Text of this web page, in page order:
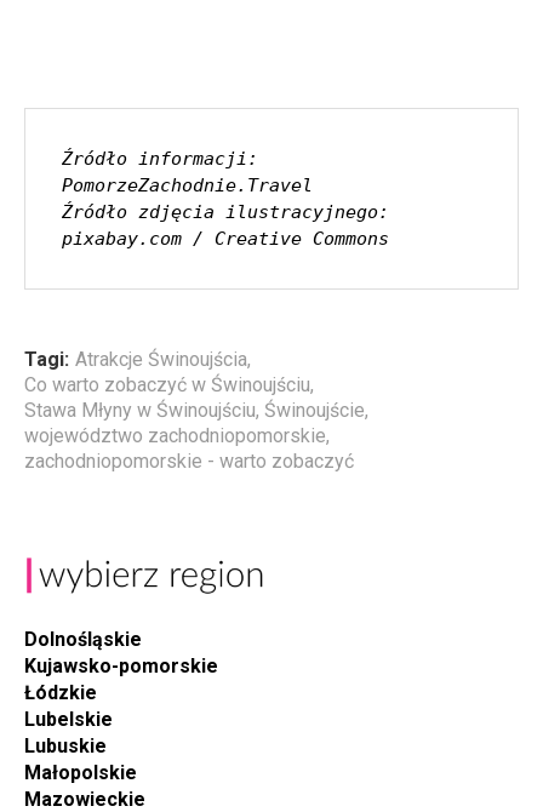
Źródło informacji:
PomorzeZachodnie.Travel
Źródło zdjęcia ilustracyjnego:
pixabay.com / Creative Commons
Tagi: Atrakcje Świnoujścia,
Co warto zobaczyć w Świnoujściu,
Stawa Młyny w Świnoujściu, Świnoujście,
województwo zachodniopomorskie,
zachodniopomorskie - warto zobaczyć
Dolnośląskie
Kujawsko-pomorskie
Łódzkie
Lubelskie
Lubuskie
Małopolskie
Mazowieckie